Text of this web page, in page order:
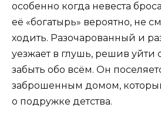
особенно когда невеста
её «богатырь» вероятно, не
ходить. Разочарованный и
уезжает в глушь, решив уйти
забыть обо всём. Он
заброшенным домом,
о подружке детства.